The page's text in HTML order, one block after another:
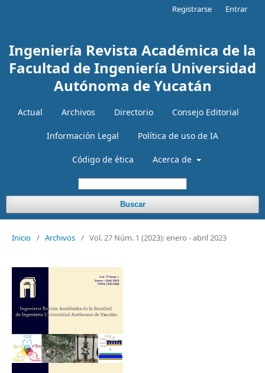
Ingeniería Revista Académica de la
Facultad de Ingeniería Universidad
Autónoma de Yucatán
Actual Archivos Directorio Consejo Editorial
Información Legal Política de uso de IA
Código de ética Acerca de
Buscar
Registrarse Entrar
Inicio / Archivos / Vol. 27 Núm. 1 (2023): enero - abril 2023